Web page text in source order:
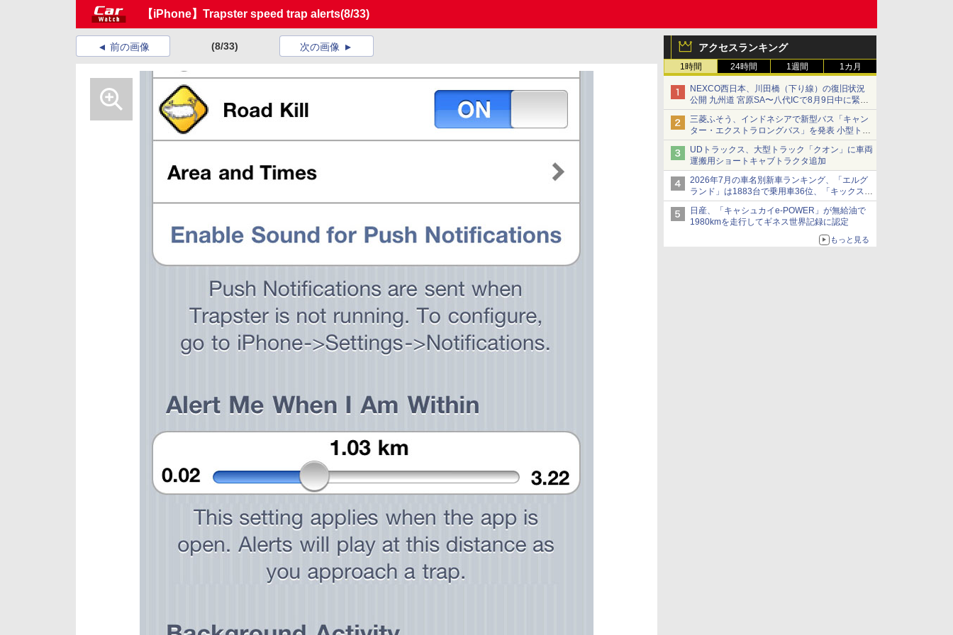
【iPhone】Trapster speed trap alerts(8/33)
アクセスランキング
1時間 24時間 1週間 1カ月
NEXCO西日本、川田橋（下り線）の復旧状況
公開 九州道 宮原SA〜八代ICで8月9日中に緊急
車両を通行可能に
三菱ふそう、インドネシアで新型バス「キャン
ター・エクストラロングバス」を発表 小型トラ
ックベースの観光・旅客輸送向けバス
UDトラックス、大型トラック「クオン」に車両
運搬用ショートキャブトラクタ追加
2026年7月の車名別新車ランキング、「エルグ
ランド」は1883台で乗用車36位、「キックス」
は2591台で27位に
日産、「キャシュカイe-POWER」が無給油で
1980kmを走行してギネス世界記録に認定
もっと見る
前の画像 (8/33) 次の画像